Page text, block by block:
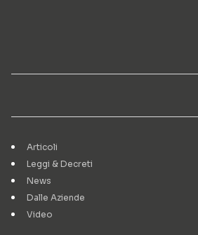
Articoli
Leggi & Decreti
News
Dalle Aziende
Video